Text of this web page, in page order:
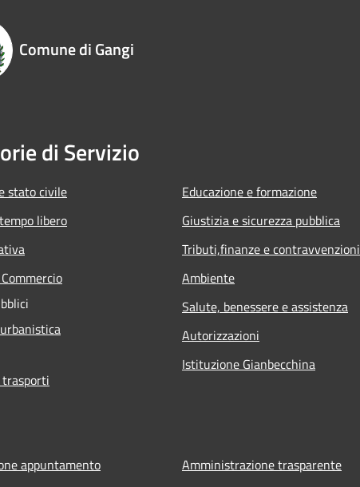
Comune di Gangi
di Servizio
stato civile
libero
Educazione e formazione
Giustizia e sicurezza pubblica
Tributi,finanze e contravvenzioni
Ambiente
Salute, benessere e assistenza
Autorizzazioni
Istituzione Gianbecchina
appuntamento
Amministrazione trasparente